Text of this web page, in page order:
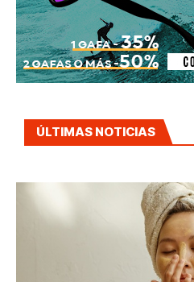
ÚLTIMAS NOTICIAS